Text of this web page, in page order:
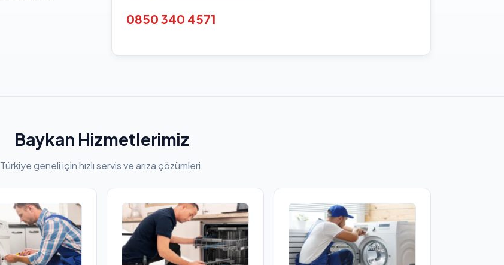
0850 340 4571
Baykan Hizmetlerimiz
Türkiye geneli için hızlı servis ve arıza çözümleri.